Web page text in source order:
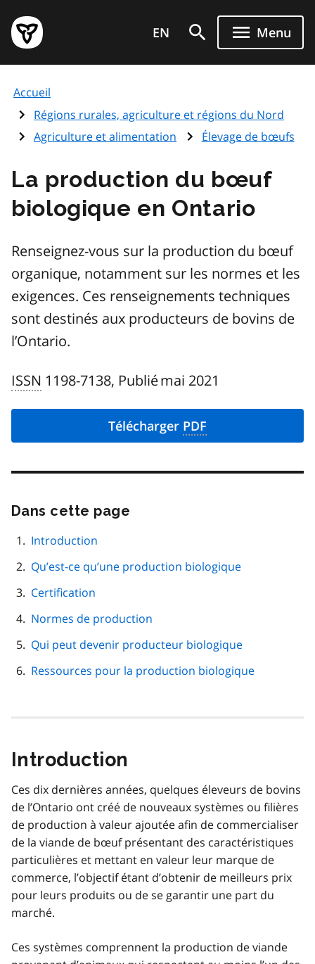
au
contenu
principal
Page
d'accueil
de
l'Ontario
EN Menu
Accueil
Régions rurales, agriculture et régions du Nord
Agriculture et alimentation
Élevage de bœufs
La production du bœuf
biologique en Ontario
Renseignez-vous sur la production du bœuf
organique, notamment sur les normes et les
exigences. Ces renseignements techniques
sont destinés aux producteurs de bovins de
l’Ontario.
ISSN 1198-7138, Publié mai 2021
Télécharger PDF
Dans cette page
page
Introduction
Qu’est-ce qu’une production biologique
Certification
Normes de production
Qui peut devenir producteur biologique
Ressources pour la production biologique
Introduction
Ces dix dernières années, quelques éleveurs de bovins
de l’Ontario ont créé de nouveaux systèmes ou filières
de production à valeur ajoutée afin de commercialiser
de la viande de bœuf présentant des caractéristiques
particulières et mettant en valeur leur marque de
commerce, l’objectif étant d’obtenir de meilleurs prix
pour leurs produits ou de se garantir une part du
marché.
Ces systèmes comprennent la production de viande